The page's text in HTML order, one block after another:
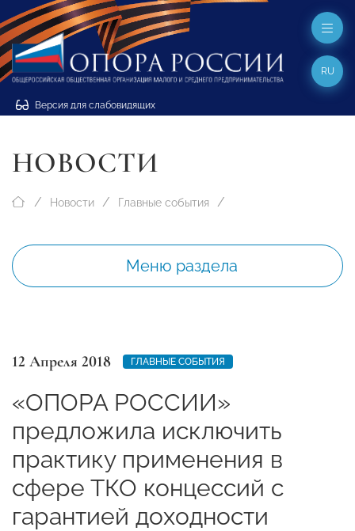
Версия для слабовидящих
RU
НОВОСТИ
Новости Главные события
Меню раздела
12 Апреля 2018 ГЛАВНЫЕ СОБЫТИЯ
«ОПОРА РОССИИ»
предложила исключить
практику применения в
сфере ТКО концессий с
гарантией доходности